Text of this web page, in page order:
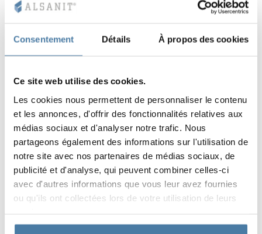
Consentement Détails À propos des cookies
Ce site web utilise des cookies.
Les cookies nous permettent de personnaliser le contenu
et les annonces, d'offrir des fonctionnalités relatives aux
médias sociaux et d'analyser notre trafic. Nous
partageons également des informations sur l'utilisation de
notre site avec nos partenaires de médias sociaux, de
publicité et d'analyse, qui peuvent combiner celles-ci
avec d'autres informations que vous leur avez fournies
ou qu'ils ont collectées lors de votre utilisation de leurs
+13
Casiers de bureau 1200/1800 - 18345
1 247.00€
Voir le produit